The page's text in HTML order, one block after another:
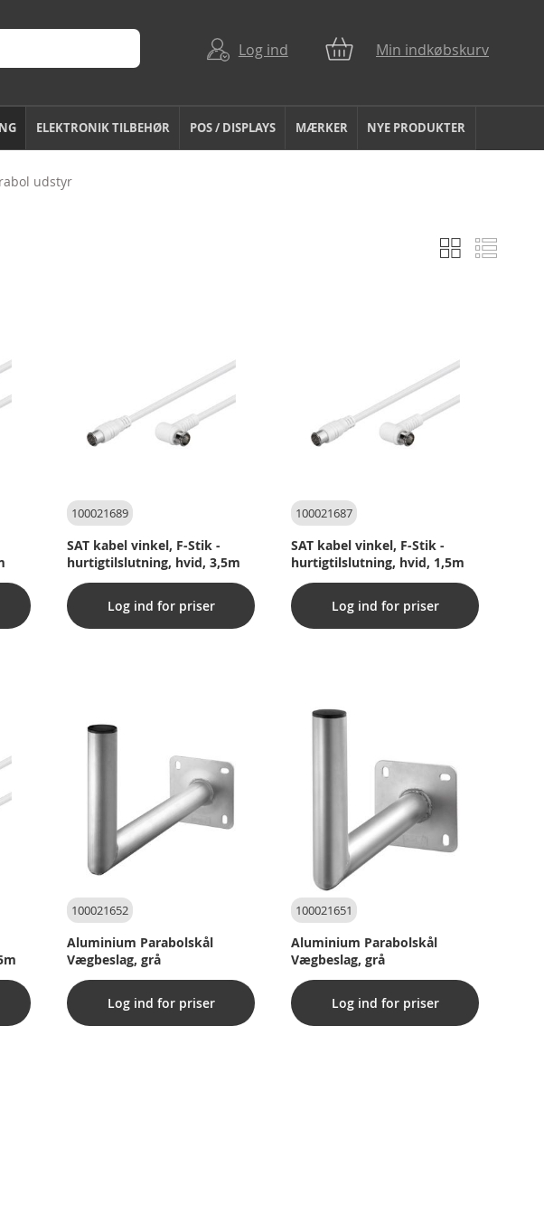
Log ind Min indkøbskurv
ELEKTRONIK TILBEHØR POS / DISPLAYS MÆRKER NYE PRODUKTER
udstyr
Vis
som
GitterListe
100021689
SAT kabel vinkel, F-Stik -
hurtigtilslutning, hvid, 3,5m
Log ind for priser
100021687
SAT kabel vinkel, F-Stik -
hurtigtilslutning, hvid, 1,5m
Log ind for priser
100021652
Aluminium Parabolskål
Vægbeslag, grå
Log ind for priser
100021651
Aluminium Parabolskål
Vægbeslag, grå
Log ind for priser